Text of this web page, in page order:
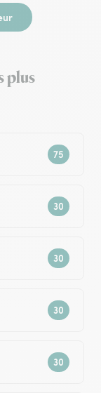
plus